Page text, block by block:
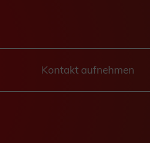
Kontakt aufnehmen